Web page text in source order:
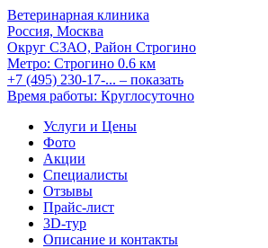
Ветеринарная клиника
Россия, Москва
Округ СЗАО, Район Строгино
Метро: Строгино 0.6 км
+7 (495) 230-17-... – показать
Время работы: Круглосуточно
Услуги и Цены
Фото
Акции
Специалисты
Отзывы
Прайс-лист
3D-тур
Описание и контакты